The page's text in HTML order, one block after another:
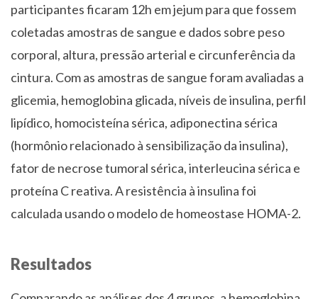
participantes ficaram 12h em jejum para que fossem
coletadas amostras de sangue e dados sobre peso
corporal, altura, pressão arterial e circunferência da
cintura. Com as amostras de sangue foram avaliadas a
glicemia, hemoglobina glicada, níveis de insulina, perfil
lipídico, homocisteína sérica, adiponectina sérica
(hormônio relacionado à sensibilização da insulina),
fator de necrose tumoral sérica, interleucina sérica e
proteína C reativa. A resistência à insulina foi
calculada usando o modelo de homeostase HOMA-2.
Resultados